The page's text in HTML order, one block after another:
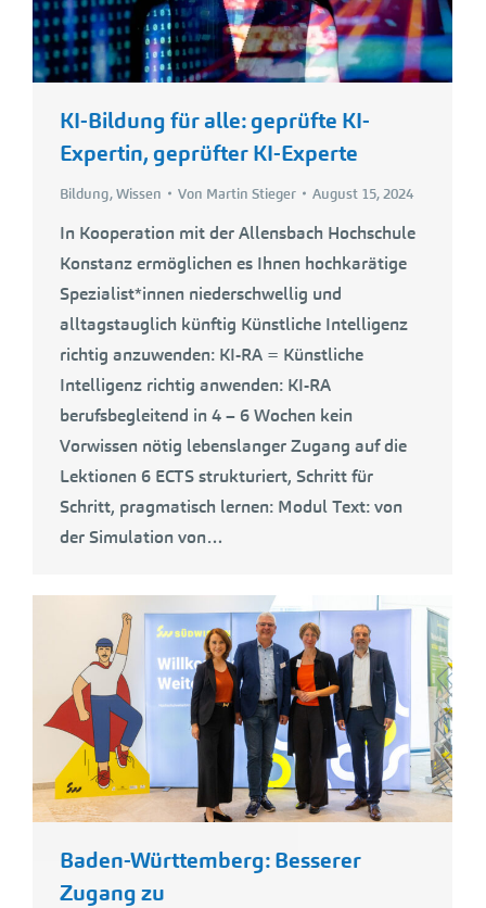
KI-Bildung für alle: geprüfte KI-
Expertin, geprüfter KI-Experte
Bildung,Wissen Von Martin Stieger August 15, 2024
In Kooperation mit der Allensbach Hochschule
Konstanz ermöglichen es Ihnen hochkarätige
Spezialist*innen niederschwellig und
alltagstauglich künftig Künstliche Intelligenz
richtig anzuwenden: KI-RA = Künstliche
Intelligenz richtig anwenden: KI-RA
berufsbegleitend in 4 – 6 Wochen kein
Vorwissen nötig lebenslanger Zugang auf die
Lektionen 6 ECTS strukturiert, Schritt für
Schritt, pragmatisch lernen: Modul Text: von
der Simulation von…
Baden-Württemberg: Besserer
Zugang zu